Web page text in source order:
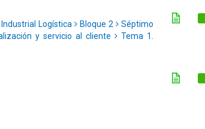
Logística Bloque 2
Séptimo
y servicio al cliente
Tema 1.